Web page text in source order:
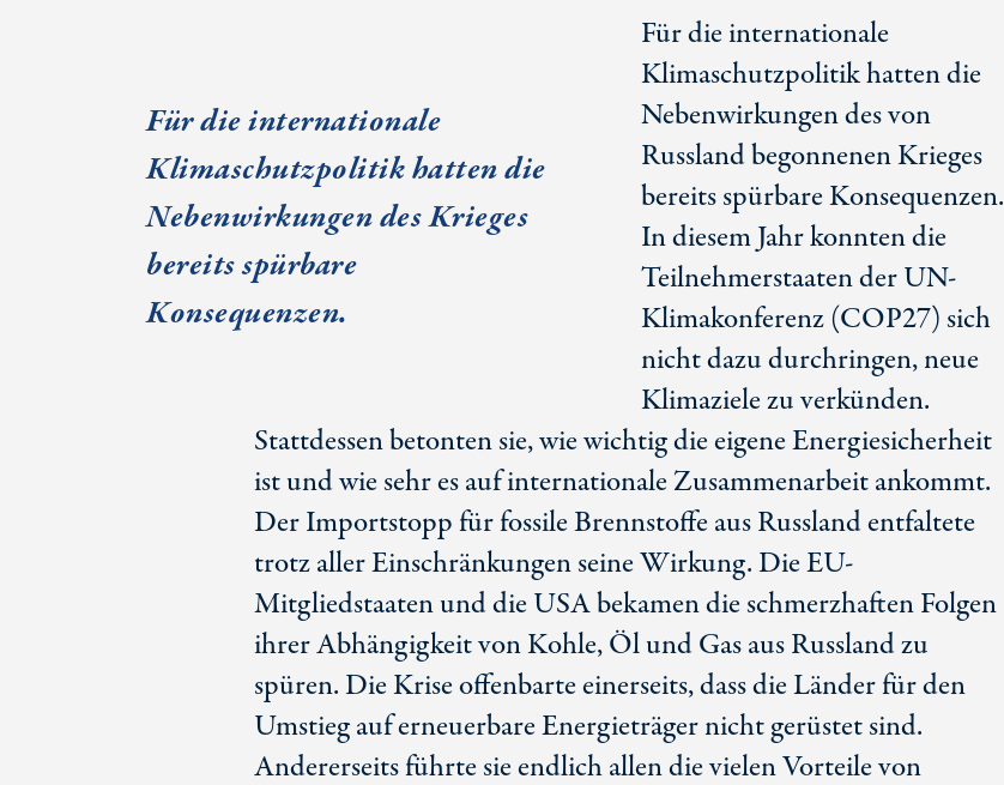
Für die internationale
Klimaschutzpolitik hatten die
Nebenwirkungen des Krieges
bereits spürbare
Konsequenzen.
Für die internationale
Klimaschutzpolitik hatten die
Nebenwirkungen des von
Russland begonnenen Krieges
bereits spürbare Konsequenzen.
In diesem Jahr konnten die
Teilnehmerstaaten der UN-
Klimakonferenz (COP27) sich
nicht dazu durchringen, neue
Klimaziele zu verkünden.
Stattdessen betonten sie, wie wichtig die eigene Energiesicherheit
ist und wie sehr es auf internationale Zusammenarbeit ankommt.
Der Importstopp für fossile Brennstoffe aus Russland entfaltete
trotz aller Einschränkungen seine Wirkung. Die EU-
Mitgliedstaaten und die USA bekamen die schmerzhaften Folgen
ihrer Abhängigkeit von Kohle, Öl und Gas aus Russland zu
spüren. Die Krise offenbarte einerseits, dass die Länder für den
Umstieg auf erneuerbare Energieträger nicht gerüstet sind.
Andererseits führte sie endlich allen die vielen Vorteile von